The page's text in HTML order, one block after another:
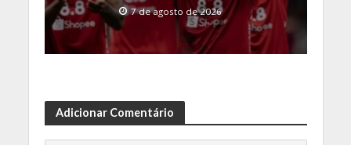
7 de agosto de 2026
Adicionar Comentário